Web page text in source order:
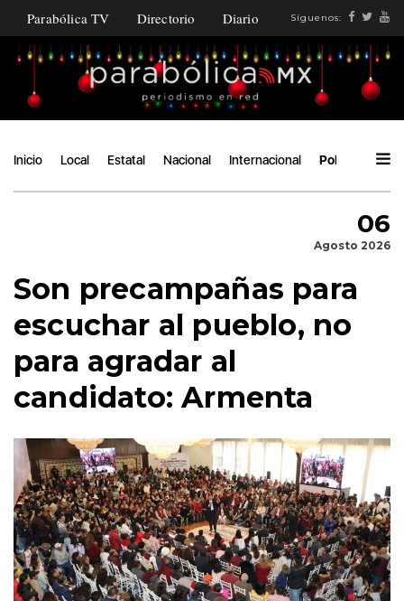
Parabólica TV Directorio Diario Síguenos:
Inicio Local Estatal Nacional Internacional Política
06
Agosto 2026
Son precampañas para
escuchar al pueblo, no
para agradar al
candidato: Armenta